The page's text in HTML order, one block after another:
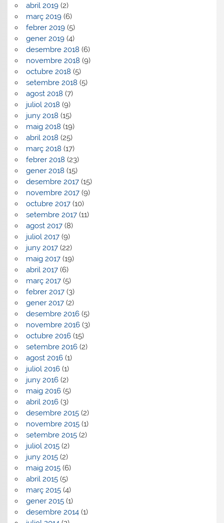
abril 2019(2)
març 2019(6)
febrer 2019(5)
gener 2019(4)
desembre 2018 (6)
novembre 2018 (9)
octubre 2018 (5)
setembre 2018 (5)
agost 2018 (7)
juliol 2018 (9)
juny 2018 (15)
maig 2018 (19)
abril 2018 (25)
març 2018 (17)
febrer 2018 (23)
gener 2018 (15)
desembre 2017(15)
novembre 2017(9)
octubre 2017(10)
setembre 2017(11)
agost 2017(8)
juliol 2017(9)
juny 2017(22)
maig 2017(19)
abril 2017(6)
març 2017(5)
febrer 2017(3)
gener 2017(2)
desembre 2016(5)
novembre 2016(3)
octubre 2016(15)
setembre 2016(2)
agost 2016(1)
juliol 2016(1)
juny 2016(2)
maig 2016(5)
abril 2016(3)
desembre 2015(2)
novembre 2015(1)
setembre 2015(2)
juliol 2015(2)
juny 2015(2)
maig 2015(6)
abril 2015(5)
març 2015(4)
gener 2015(1)
desembre 2014(1)